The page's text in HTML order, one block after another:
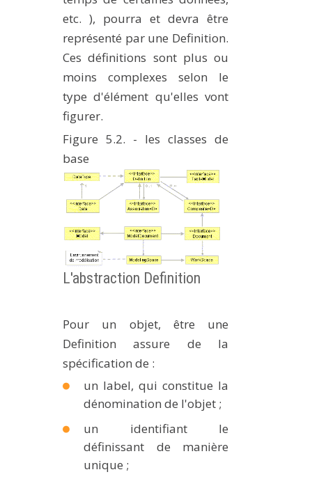
etc. ), pourra et devra être
représenté par une Definition.
Ces définitions sont plus ou
moins complexes selon le
type d'élément qu'elles vont
figurer.
Figure 5.2. - les classes de
base
L'abstraction Definition
Pour un objet, être une
Definition assure de la
spécification de :
un label, qui constitue la
dénomination de l'objet ;
un identifiant le
définissant de manière
unique ;